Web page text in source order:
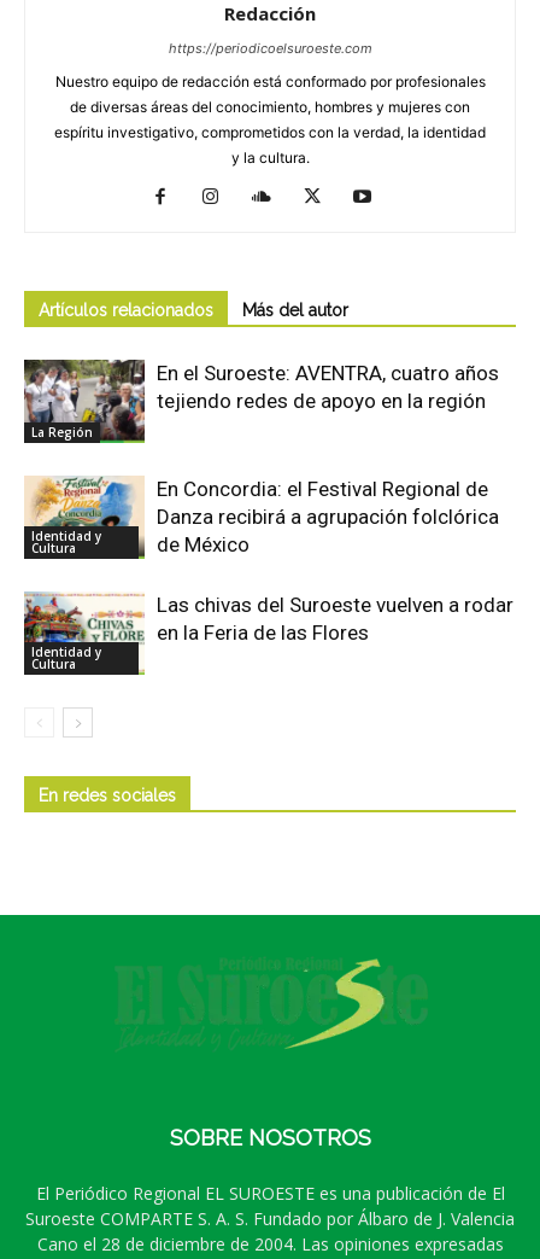
Redacción
https://periodicoelsuroeste.com
Nuestro equipo de redacción está conformado por profesionales
de diversas áreas del conocimiento, hombres y mujeres con
espíritu investigativo, comprometidos con la verdad, la identidad
y la cultura.
Artículos relacionados Más del autor
La Región
En el Suroeste: AVENTRA, cuatro años
tejiendo redes de apoyo en la región
Identidad y
Cultura
En Concordia: el Festival Regional de
Danza recibirá a agrupación folclórica
de México
Identidad y
Cultura
Las chivas del Suroeste vuelven a rodar
en la Feria de las Flores
En redes sociales
SOBRE NOSOTROS
El Periódico Regional EL SUROESTE es una publicación de El
Suroeste COMPARTE S. A. S. Fundado por Álbaro de J. Valencia
Cano el 28 de diciembre de 2004. Las opiniones expresadas